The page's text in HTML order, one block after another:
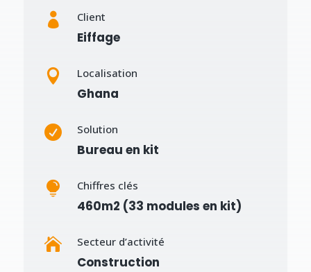
 Client
Eiffage
 Localisation
Ghana
 Solution
Bureau en kit
 Chiffres clés
460m2 (33 modules en kit)
 Secteur d’activité
Construction